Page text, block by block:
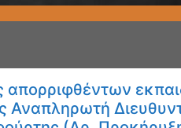
Αναπληρωτή